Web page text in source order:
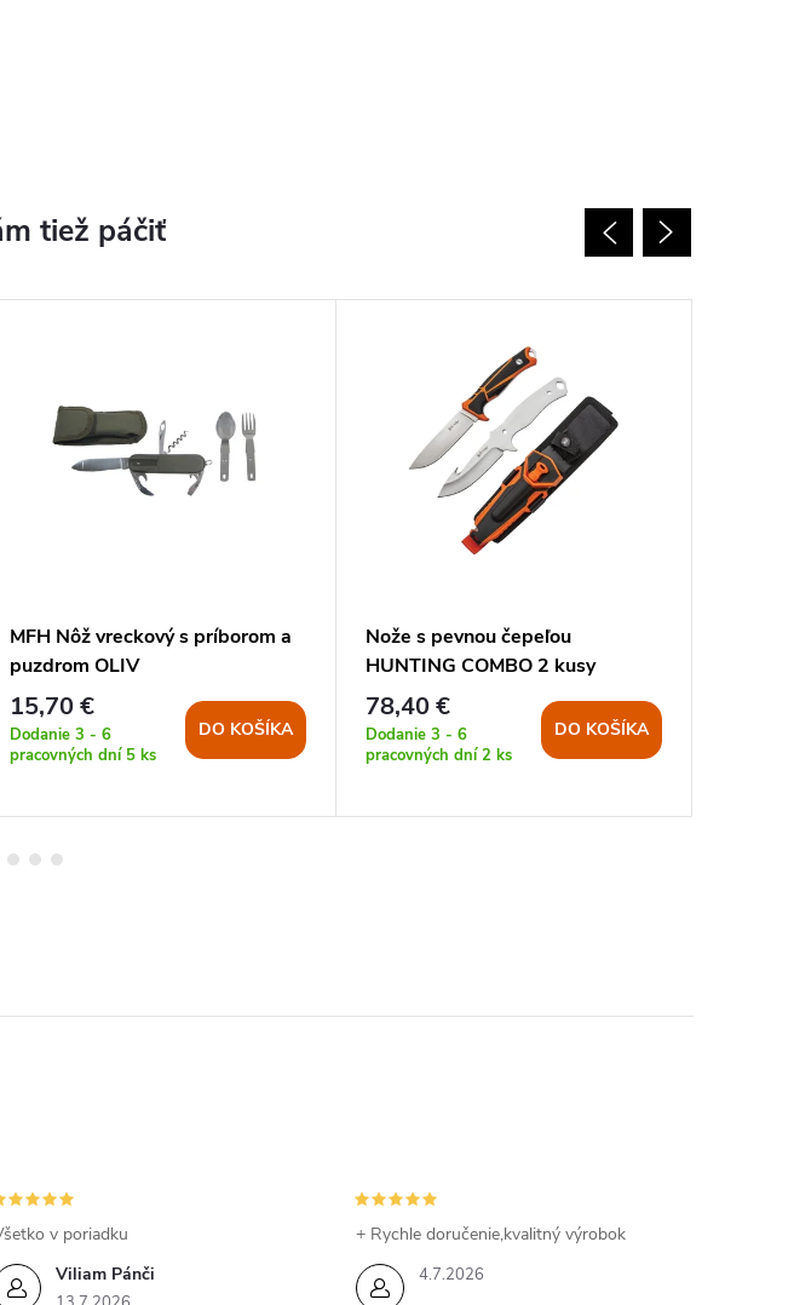
MFH Nôž vreckový s príborom a
puzdrom OLIV
15,70 €
Dodanie 3 - 6
pracovných dní 5 ks
DO KOŠÍKA
Nože s pevnou čepeľou
HUNTING COMBO 2 kusy
ORANŽOVÉ
78,40 €
Dodanie 3 - 6
pracovných dní2 ks
DO KOŠÍKA
Viliam Pánči
v poriadku
4.7.2026
+ Rychle doručenie,kvalitný výrobok